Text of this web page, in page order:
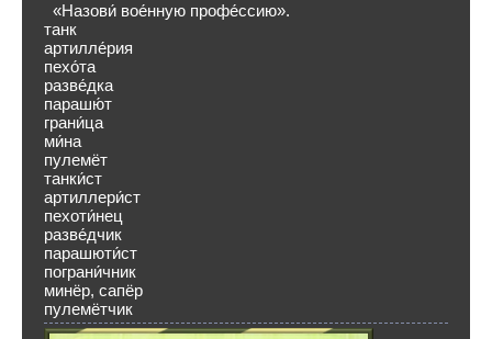
«Назови́ вое́нную профе́ссию».
танк
артилле́рия
пехо́та
разве́дка
парашю́т
грани́ца
ми́на
пулемёт
танки́ст
артиллери́ст
пехоти́нец
разве́дчик
парашюти́ст
пограни́чник
минёр, сапёр
пулемётчик